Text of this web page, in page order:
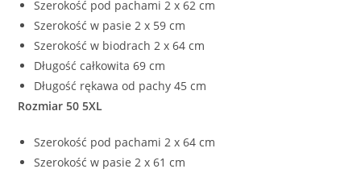
Szerokość pod pachami 2 x 62 cm
Szerokość w pasie 2 x 59 cm
Szerokość w biodrach 2 x 64 cm
Długość całkowita 69 cm
Długość rękawa od pachy 45 cm
Rozmiar 50 5XL
Szerokość pod pachami 2 x 64 cm
Szerokość w pasie 2 x 61 cm